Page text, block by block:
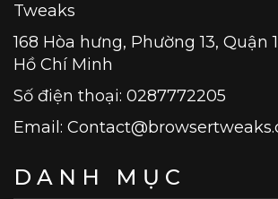
Tweaks
168 Hòa hưng, Phường 13, Quận
Hồ Chí Minh
Số điện thoại: 0287772205
Email:
DANH MỤC